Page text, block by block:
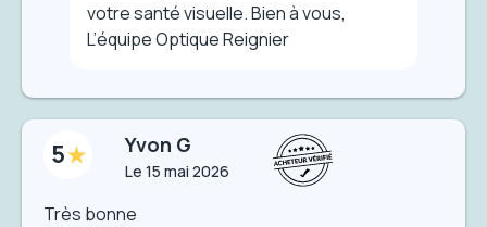
votre santé visuelle. Bien à vous,
L’équipe Optique Reignier
5 Yvon G
Le 15 mai 2026
Très bonne